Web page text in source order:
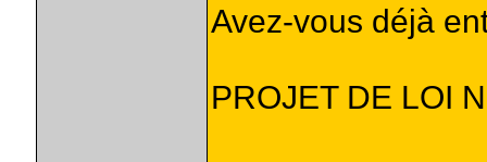
Avez-vous déjà
PROJET DE LOI